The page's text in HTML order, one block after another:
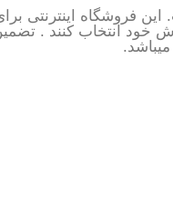
فروشگاه اینترنتی
خود انتخاب کنند .